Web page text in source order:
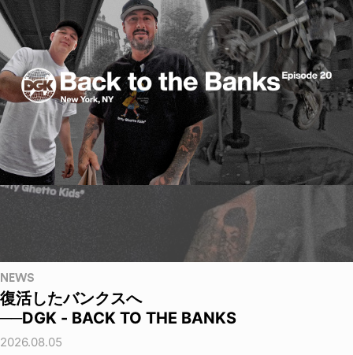
NEWS
復活したバンクスへ
──DGK - BACK TO THE BANKS
2026.08.05